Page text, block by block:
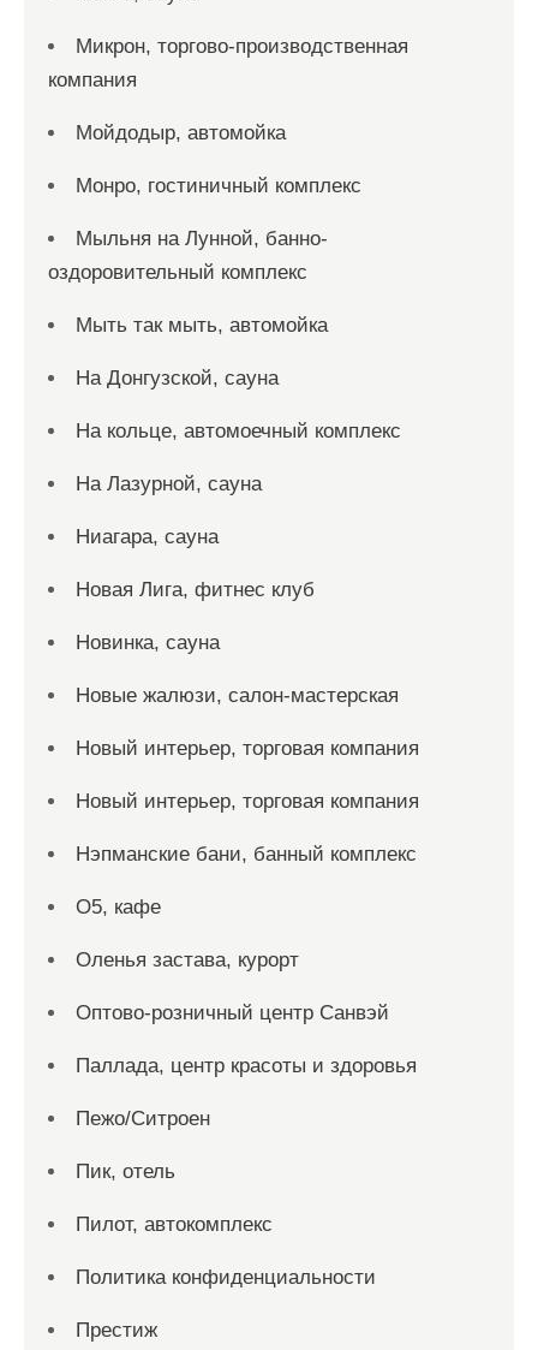
Микрон, торгово-производственная
компания
Мойдодыр, автомойка
Монро, гостиничный комплекс
Мыльня на Лунной, банно-
оздоровительный комплекс
Мыть так мыть, автомойка
На Донгузской, сауна
На кольце, автомоечный комплекс
На Лазурной, сауна
Ниагара, сауна
Новая Лига, фитнес клуб
Новинка, сауна
Новые жалюзи, салон-мастерская
Новый интерьер, торговая компания
Новый интерьер, торговая компания
Нэпманские бани, банный комплекс
О5, кафе
Оленья застава, курорт
Оптово-розничный центр Санвэй
Паллада, центр красоты и здоровья
Пежо/Ситроен
Пик, отель
Пилот, автокомплекс
Политика конфиденциальности
Престиж